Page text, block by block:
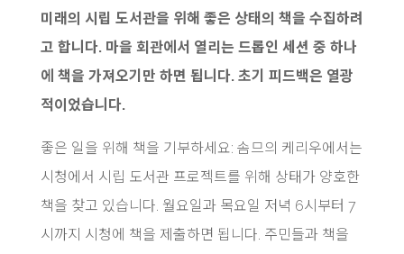
미래의 시립 도서관을 위해 좋은 상태의 책을 수집하려
고 합니다. 마을 회관에서 열리는 드롭인 세션 중 하나
에 책을 가져오기만 하면 됩니다. 초기 피드백은 열광
적이었습니다.
좋은 일을 위해 책을 기부하세요: 솜므의 케리우에서는
시청에서 시립 도서관 프로젝트를 위해 상태가 양호한
책을 찾고 있습니다. 월요일과 목요일 저녁 6시부터 7
시까지 시청에 책을 제출하면 됩니다. 주민들과 책을